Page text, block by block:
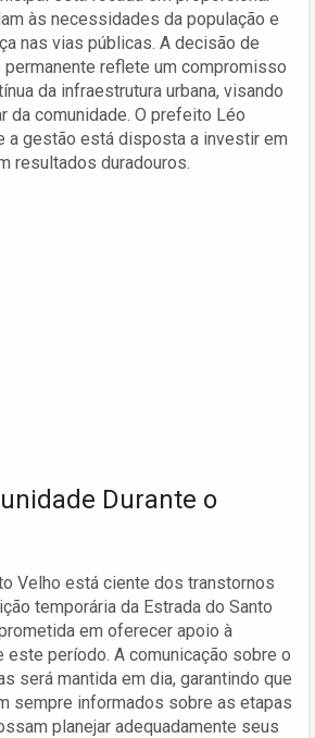
às necessidades da população e
nas vias públicas. A decisão de
permanente reflete um compromisso
da infraestrutura urbana, visando
da comunidade. O prefeito Léo
a gestão está disposta a investir em
resultados duradouros.
Durante o
Velho está ciente dos transtornos
temporária da Estrada do Santo
em oferecer apoio à
este período. A comunicação sobre o
será mantida em dia, garantindo que
sempre informados sobre as etapas
planejar adequadamente seus